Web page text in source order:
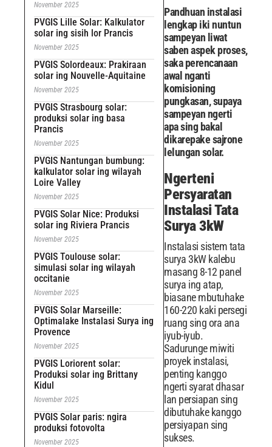
November 2025
PVGIS Lille Solar: Kalkulator
solar ing sisih lor Prancis
November 2025
PVGIS Solordeaux: Prakiraan
solar ing Nouvelle-Aquitaine
November 2025
PVGIS Strasbourg solar:
produksi solar ing basa
Prancis
November 2025
PVGIS Nantungan bumbung:
kalkulator solar ing wilayah
Loire Valley
November 2025
PVGIS Solar Nice: Produksi
solar ing Riviera Prancis
November 2025
PVGIS Toulouse solar:
simulasi solar ing wilayah
occitanie
November 2025
PVGIS Solar Marseille:
Optimalake Instalasi Surya ing
Provence
November 2025
PVGIS Loriorent solar:
Produksi solar ing Brittany
Kidul
November 2025
PVGIS Solar paris: ngira
produksi fotovolta
November 2025
Pandhuan instalasi
lengkap iki nuntun
sampeyan liwat
saben aspek proses,
saka perencanaan
awal nganti
komisioning
pungkasan, supaya
sampeyan ngerti
apa sing bakal
dikarepake sajrone
lelungan solar.
Ngerteni
Persyaratan
Instalasi Tata
Surya 3kW
Instalasi sistem tata
surya 3kW kalebu
masang 8-12 panel
surya ing atap,
biasane mbutuhake
160-220 kaki persegi
ruang sing ora ana
iyub-iyub.
Sadurunge miwiti
proyek instalasi,
penting kanggo
ngerti syarat dhasar
lan persiapan sing
dibutuhake kanggo
persiyapan sing
sukses.